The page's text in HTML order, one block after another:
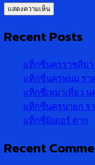
Recent Posts
แท็กซี่นครราชสีม
แท็กซี่นครพนม รา
แท็กซี่เหมาเที่ยว น
แท็กซี่นครนายก ร
แท็กซี่มิเตอร์ ตาก
Recent